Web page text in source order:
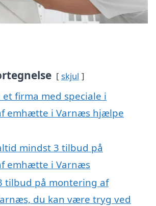
skjul
et firma med speciale i
emhætte i Varnæs hjælpe
mindst 3 tilbud på
emhætte i Varnæs
tilbud på montering af
du kan være tryg ved